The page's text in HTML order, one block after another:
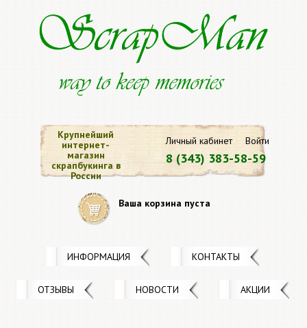
Личный кабинет Войти
8 (343) 383-58-59
Крупнейший
интернет-
магазин
скрапбукинга в
России
Ваша корзина пуста
ИНФОРМАЦИЯ КОНТАКТЫ
ОТЗЫВЫ НОВОСТИ АКЦИИ